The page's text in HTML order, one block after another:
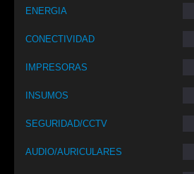
ENERGIA
CONECTIVIDAD
IMPRESORAS
INSUMOS
SEGURIDAD/CCTV
AUDIO/AURICULARES